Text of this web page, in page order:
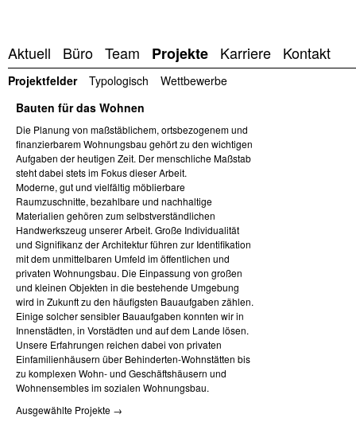
Aktuell Büro Team Projekte Karriere Kontakt
Projektfelder Typologisch
Wettbewerbe
Bauten für das Wohnen
Die Planung von maßstäblichem, ortsbezogenem und
finanzierbarem Wohnungsbau gehört zu den wichtigen
Aufgaben der heutigen Zeit. Der menschliche Maßstab
steht dabei stets im Fokus dieser Arbeit.
Moderne, gut und vielfältig möblierbare
Raumzuschnitte, bezahlbare und nachhaltige
Materialien gehören zum selbstverständlichen
Handwerkszeug unserer Arbeit. Große Individualität
und Signifikanz der Architektur führen zur Identifikation
mit dem unmittelbaren Umfeld im öffentlichen und
privaten Wohnungsbau. Die Einpassung von großen
und kleinen Objekten in die bestehende Umgebung
wird in Zukunft zu den häufigsten Bauaufgaben zählen.
Einige solcher sensibler Bauaufgaben konnten wir in
Innenstädten, in Vorstädten und auf dem Lande lösen.
Unsere Erfahrungen reichen dabei von privaten
Einfamilienhäusern über Behinderten-Wohnstätten bis
zu komplexen Wohn- und Geschäftshäusern und
Wohnensembles im sozialen Wohnungsbau.
Ausgewählte Projekte →